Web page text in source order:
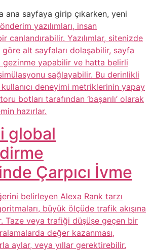
ana sayfaya girip çıkarken, yeni
yazılımları, insan
canlandırabilir. Yazılımlar, sitenizde
göre alt sayfaları dolaşabilir, sayfa
gezinme yapabilir ve hatta belirli
sağlayabilir. Bu derinlikli
deneyimi metriklerinin yapay
botları tarafından ‘başarılı’ olarak
hazırlar.
global
Çarpıcı İvme
belirleyen Alexa Rank tarzı
büyük ölçüde trafik akışına
Taze veya trafiği düşüşe geçen bir
değer kazanması,
aylar, veya yıllar gerektirebilir.